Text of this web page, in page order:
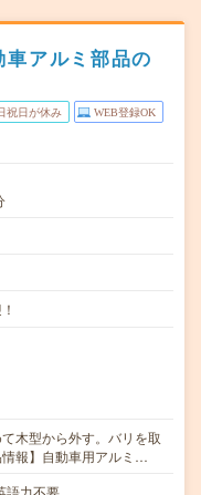
車アルミ部品の
祝日が休み WEB登録OK
木型から外す。バリを取
報】自動車用アルミ…
語力不要